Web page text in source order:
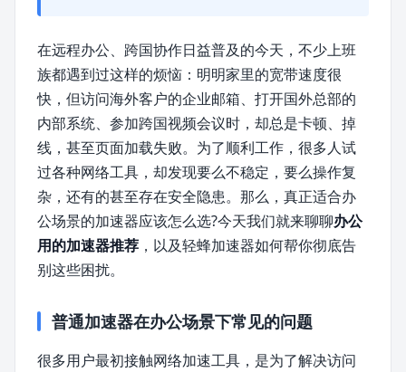
在远程办公、跨国协作日益普及的今天，不少上班
族都遇到过这样的烦恼：明明家里的宽带速度很
快，但访问海外客户的企业邮箱、打开国外总部的
内部系统、参加跨国视频会议时，却总是卡顿、掉
线，甚至页面加载失败。为了顺利工作，很多人试
过各种网络工具，却发现要么不稳定，要么操作复
杂，还有的甚至存在安全隐患。那么，真正适合办
公场景的加速器应该怎么选?今天我们就来聊聊办公
用的加速器推荐 ，以及轻蜂加速器如何帮你彻底告
别这些困扰。
普通加速器在办公场景下常见的问题
很多用户最初接触网络加速工具，是为了解决访问